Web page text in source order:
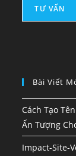
Bài Viết
Cách Tạo
Ấn Tượng
Impact-Site-